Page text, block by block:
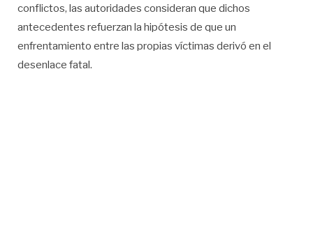
conflictos, las autoridades consideran que dichos
antecedentes refuerzan la hipótesis de que un
enfrentamiento entre las propias víctimas derivó en el
desenlace fatal.